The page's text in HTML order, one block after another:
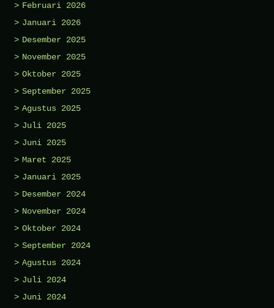
Februari 2026
Januari 2026
Desember 2025
November 2025
Oktober 2025
September 2025
Agustus 2025
Juli 2025
Juni 2025
Maret 2025
Januari 2025
Desember 2024
November 2024
Oktober 2024
September 2024
Agustus 2024
Juli 2024
Juni 2024